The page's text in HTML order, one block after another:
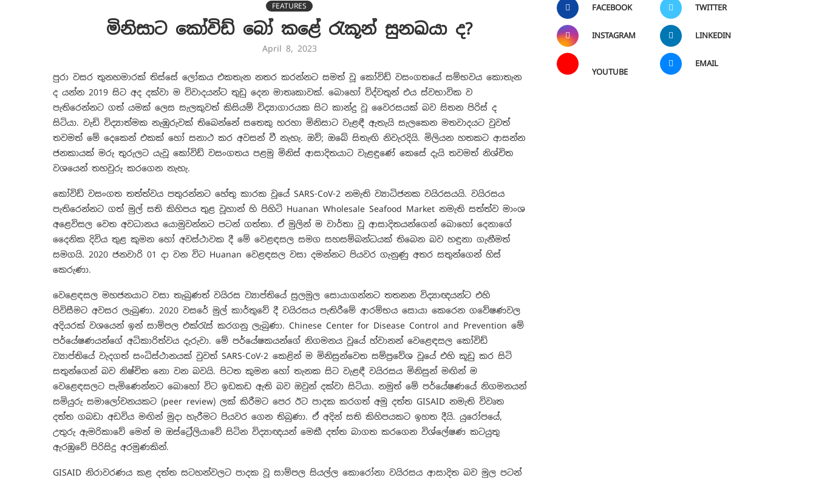
FEATURES
මිනිසාට කෝවිඩ් බෝ කළේ රැකූන් සුනඛයා ද?
April 8, 2023
පුරා වසර තුනහමාරක් තිස්සේ ලෝකය එකතැන නතර කරන්නට සමත් වූ කෝවිඩ් වසංගතයේ සම්භවය කොතැන
ද යන්න 2019 සිට අද දක්වා ම විවාදයන්ට තුඩු දෙන මාතෘකාවක්. බොහෝ විද්වතුන් එය ස්වභාවික ව
පැතිරෙන්නට ගත් යමක් ලෙස සැලකුවත් කිසියම් විද්‍යාගාරයක සිට කාන්දු වූ වෛරසයක් බව සිතන පිරිස් ද
සිටියා. වැඩි විද්‍යාත්මක නැඹුරුවක් තිබෙන්නේ සතෙකු හරහා මිනිසාට වැළඳී ඇතැයි සැලකෙන මතවාදයට වුවත්
තවමත් මේ දෙකෙන් එකක් හෝ සනාථ කර අවසන් වී නැහැ. ඔව්; ඔබේ සිතැඟි නිවැරදියි. මිලියන හතකට ආසන්න
ජනකායක් මරු තුරුලට යැවූ කෝවිඩ් වසංගතය පළමු මිනිස් ආසාදිතයාට වැළඳුණේ කෙසේ දැයි තවමත් නිශ්චිත
වශයෙන් තහවුරු කරගෙන නැහැ.
කෝවිඩ් වසංගත තත්ත්වය පතුරන්නට හේතු කාරක වූයේ SARS-CoV-2 නමැති ව්‍යාධිජනක වයිරසයයි. වයිරසය
පැතිරෙන්නට ගත් මුල් සති කිහිපය තුළ වූහාන් හි පිහිටි Huanan Wholesale Seafood Market නමැති සත්ත්ව මාංශ
අළෙවිසල වෙත අවධානය යොමුවන්නට පටන් ගත්තා. ඒ මුලින් ම වාර්තා වූ ආසාදිතයන්ගෙන් බොහෝ දෙනාගේ
දෛනික දිවිය තුළ කුමන හෝ අවස්ථාවක දී මේ වෙළඳසල සමග සහසම්බන්ධයක් තිබෙන බව හඳුනා ගැනීමත්
සමගයි. 2020 ජනවාරි 01 දා වන විට Huanan වෙළඳසල වසා දමන්නට පියවර ගැනුණු අතර සතුන්ගෙන් හිස්
කෙරුණා.
වෙළෙඳසල මහජනයාට වසා තැබුණත් වයිරස ව්‍යාප්තියේ සුලමුල සොයාගන්නට තතනන විද්‍යාඥයන්ට එහි
පිවිසීමට අවසර ලැබුණා. 2020 වසරේ මුල් කාර්තුවේ දී වයිරසය පැතිරීමේ ආරම්භය සොයා කෙරෙන ගවේෂණවල
අදියරක් වශයෙන් ඉන් සාම්පල එක්රැස් කරගනු ලැබුණා. Chinese Center for Disease Control and Prevention මේ
පර්යේෂණයන්ගේ අධිකාරිත්වය දැරුවා. මේ පර්යේෂකයන්ගේ නිගමනය වූයේ හ්වානන් වෙළෙඳසල කෝවිඩ්
ව්‍යාප්තියේ වැදගත් සංධිස්ථානයක් වුවත් SARS-CoV-2 කෙළින් ම මිනිසුන්වෙත සම්ප්‍රවේශ වූයේ එහි කූඩු කර සිටි
සතුන්ගෙන් බව නිෂ්චිත නො වන බවයි. පිටත කුමන හෝ තැනක සිට වැළඳී වයිරසය මිනිසුන් මඟින් ම
වෙළෙඳසලට පැමිණෙන්නට බොහෝ විට ඉඩකඩ ඇති බව ඔවුන් දක්වා සිටියා. නමුත් මේ පර්යේෂණයේ නිගමනයන්
සමියුරු සමාලෝචනයකට (peer review) ලක් කිරීමට පෙර ඊට පාදක කරගත් අමු දත්ත GISAID නමැති විවෘත
දත්ත ගබඩා අඩවිය මඟින් මුදා හැරීමට පියවර ගෙන තිබුණා. ඒ අදින් සති කිහිපයකට ඉහත දීයි. යුරෝපයේ,
උතුරු ඇමරිකාවේ මෙන් ම ඔස්ට්‍රේලියාවේ සිටින විද්‍යාඥයන් මෙකී දත්ත බාගත කරගෙන විශ්ලේෂණ කටයුතු
ඇරඹුවේ පිරිසිදු අරමුණකින්.
GISAID නිරාවරණය කළ දත්ත සටහන්වලට පාදක වූ සාම්පල සියල්ල කොරෝනා වයිරසය ආසාදිත බව මුල පටන්
FACEBOOK TWITTER
INSTAGRAM LINKEDIN
YOUTUBE
EMAIL